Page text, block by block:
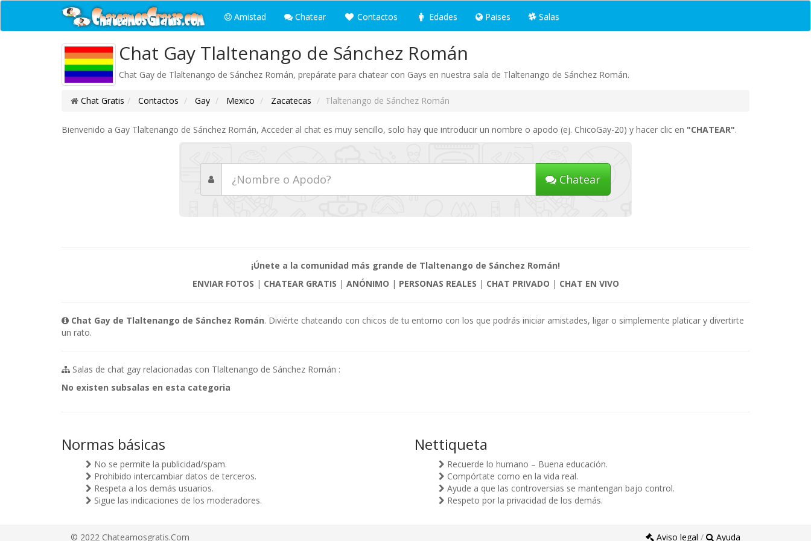
Amistad Chatear Contactos Edades Paises Salas
Chat Gay Tlaltenango de Sánchez Román
Chat Gay de Tlaltenango de Sánchez Román, prepárate para chatear con Gays en nuestra sala de Tlaltenango de Sánchez Román.
Chat Gratis Contactos Gay Mexico Zacatecas Tlaltenango de Sánchez Román
Bienvenido a Gay Tlaltenango de Sánchez Román, Acceder al chat es muy sencillo, solo hay que introducir un nombre o apodo (ej. ChicoGay-20) y hacer clic en "CHATEAR".
Chatear
¡Únete a la comunidad más grande de Tlaltenango de Sánchez Román!
ENVIAR FOTOS | CHATEAR GRATIS | ANÓNIMO | PERSONAS REALES | CHAT PRIVADO | CHAT EN VIVO
Chat Gay de Tlaltenango de Sánchez Román. Diviérte chateando con chicos de tu entorno con los que podrás iniciar amistades, ligar o simplemente platicar y divertirte
un rato.
Salas de chat gay relacionadas con Tlaltenango de Sánchez Román :
No existen subsalas en esta categoria
Normas básicas
No se permite la publicidad/spam.
Prohibido intercambiar datos de terceros.
Respeta a los demás usuarios.
Sigue las indicaciones de los moderadores.
Nettiqueta
Recuerde lo humano – Buena educación.
Compórtate como en la vida real.
Ayude a que las controversias se mantengan bajo control.
Respeto por la privacidad de los demás.
© 2022 Chateamosgratis.Com Aviso legal / Ayuda